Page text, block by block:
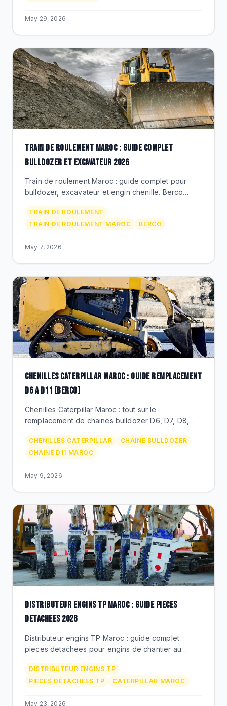
May 29, 2026
TRAIN DE ROULEMENT MAROC : GUIDE COMPLET
BULLDOZER ET EXCAVATEUR 2026
Train de roulement Maroc : guide complet pour
bulldozer, excavateur et engin chenille. Berco
Komatsu, Liebherr.
TRAIN DE ROULEMENT
TRAIN DE ROULEMENT MAROC
BERCO
May 7, 2026
CHENILLES CATERPILLAR MAROC : GUIDE REMPLACEMENT
D6 A D11 (BERCO)
Chenilles Caterpillar Maroc : tout sur le
remplacement de chaines bulldozer D6, D7, D8,
duree de vie.
CHENILLES CATERPILLAR
CHAINE BULLDOZER
CHAINE D11 MAROC
May 9, 2026
DISTRIBUTEUR ENGINS TP MAROC : GUIDE PIECES
DETACHEES 2026
Distributeur engins TP Maroc : guide complet
pieces detachees pour engins de chantier au
BEKS Bouskoura.
DISTRIBUTEUR ENGINS TP
PIECES DETACHEES TP
CATERPILLAR MAROC
May 23, 2026